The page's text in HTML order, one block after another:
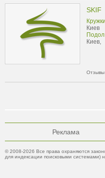
SKIF
Киев
Подол
Киев,
Отзывы
Реклама
© 2008-2026 Все права охраняются
для индексации поисковыми системами)